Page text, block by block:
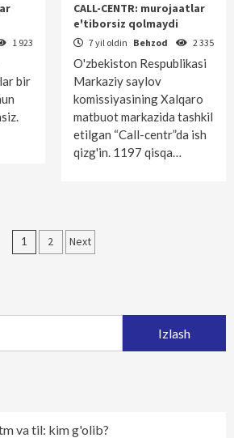
1 923
bir
CALL-CENTR: murojaatlar
e'tiborsiz qolmaydi
7 yil oldin Behzod 2 335
O'zbekiston Respublikasi
Markaziy saylov
komissiyasining Xalqaro
matbuot markazida tashkil
etilgan “Call-centr”da ish
qizg'in. 1197 qisqa…
Maqolalar
1 2 Next
va til: kim g'olib?